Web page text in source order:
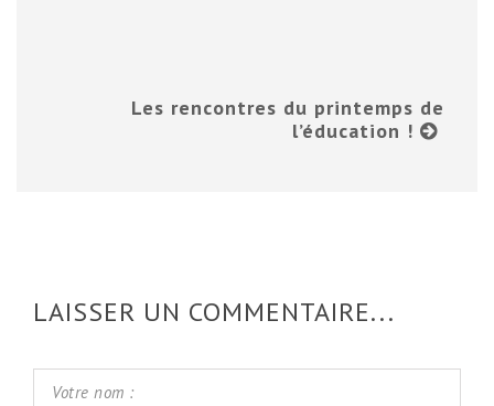
Les rencontres du printemps de
l’éducation !
LAISSER UN COMMENTAIRE...